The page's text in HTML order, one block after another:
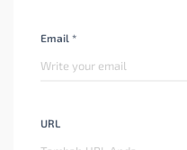
Email *
URL